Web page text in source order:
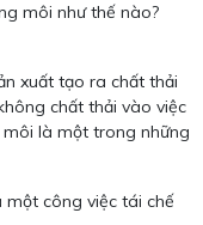
môi như thế nào?
xuất tạo ra chất thải
chất thải vào việc
là một trong những
một công việc tái chế